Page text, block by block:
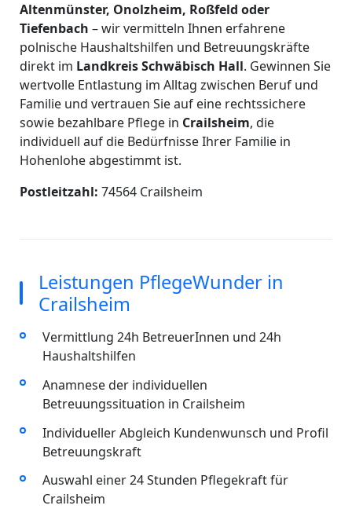
Altenmünster, Onolzheim, Roßfeld oder
Tiefenbach – wir vermitteln Ihnen erfahrene
polnische Haushaltshilfen und Betreuungskräfte
direkt im Landkreis Schwäbisch Hall. Gewinnen Sie
wertvolle Entlastung im Alltag zwischen Beruf und
Familie und vertrauen Sie auf eine rechtssichere
sowie bezahlbare Pflege in Crailsheim, die
individuell auf die Bedürfnisse Ihrer Familie in
Hohenlohe abgestimmt ist.
Postleitzahl: 74564 Crailsheim
Leistungen PflegeWunder in
Crailsheim
Vermittlung 24h BetreuerInnen und 24h
Haushaltshilfen
Anamnese der individuellen
Betreuungssituation in Crailsheim
Individueller Abgleich Kundenwunsch und Profil
Betreuungskraft
Auswahl einer 24 Stunden Pflegekraft für
Crailsheim